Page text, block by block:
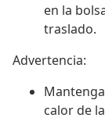
en la
traslado.
Advertencia:
calor de